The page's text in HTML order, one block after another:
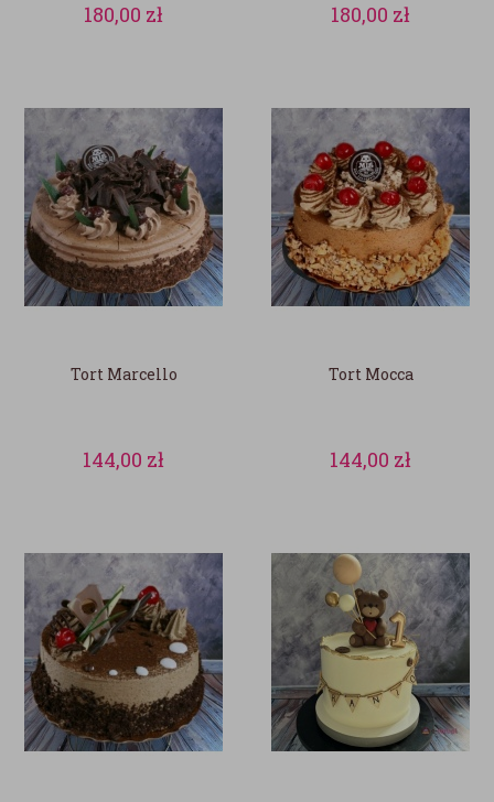
180,00 zł 180,00 zł
Tort Marcello
144,00 zł
Tort Mocca
144,00 zł